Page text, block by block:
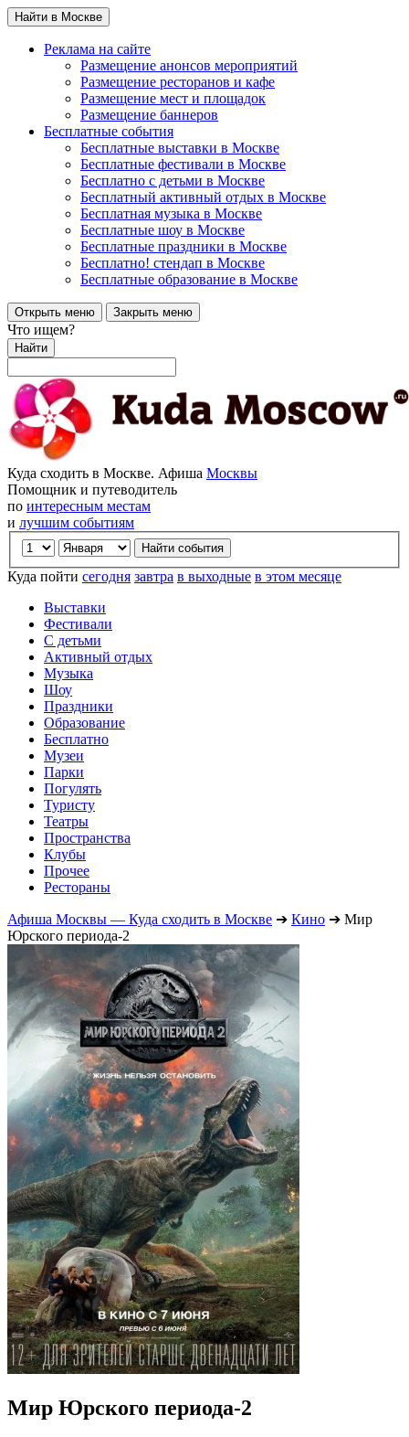
Найти в Москве
Реклама на сайте
Размещение анонсов мероприятий
Размещение ресторанов и кафе
Размещение мест и площадок
Размещение баннеров
Бесплатные события
Бесплатные выставки в Москве
Бесплатные фестивали в Москве
Бесплатно с детьми в Москве
Бесплатный активный отдых в Москве
Бесплатная музыка в Москве
Бесплатные шоу в Москве
Бесплатные праздники в Москве
Бесплатно! стендап в Москве
Бесплатные образование в Москве
Открыть меню Закрыть меню
Что ищем?
Найти
Куда сходить в Москве. Афиша Москвы
Помощник и путеводитель
по интересным местам
и лучшим событиям
Куда пойти сегодня завтра в выходные в этом месяце
Выставки
Фестивали
С детьми
Активный отдых
Музыка
Шоу
Праздники
Образование
Бесплатно
Музеи
Парки
Погулять
Туристу
Театры
Пространства
Клубы
Прочее
Рестораны
Афиша Москвы — Куда сходить в Москве ➔ Кино ➔ Мир
Юрского периода-2
Мир Юрского периода-2